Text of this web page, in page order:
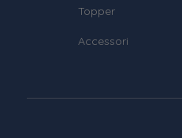
Topper
Accessori